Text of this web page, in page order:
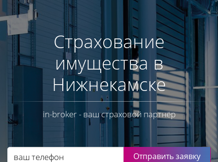
Страхование
имущества в
Нижнекамске
in-broker - ваш страховой партнёр
Отправить заявку